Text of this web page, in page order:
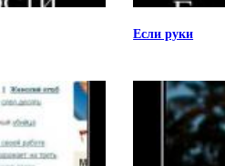
Если руки